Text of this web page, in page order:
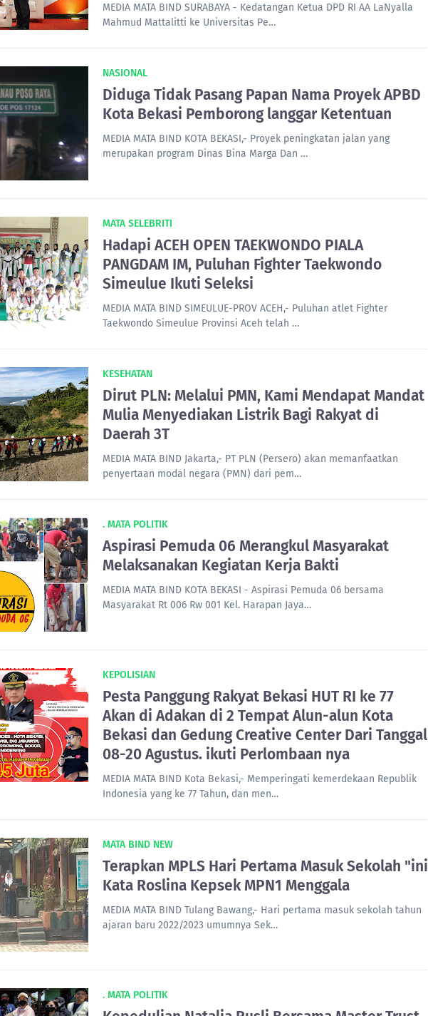
MEDIA MATA BIND SURABAYA - Kedatangan Ketua DPD RI AA LaNyalla
Mahmud Mattalitti ke Universitas Pe…
NASIONAL
Diduga Tidak Pasang Papan Nama Proyek APBD
Kota Bekasi Pemborong langgar Ketentuan
MEDIA MATA BIND KOTA BEKASI,- Proyek peningkatan jalan yang
merupakan program Dinas Bina Marga Dan …
MATA SELEBRITI
Hadapi ACEH OPEN TAEKWONDO PIALA
PANGDAM IM, Puluhan Fighter Taekwondo
Simeulue Ikuti Seleksi
MEDIA MATA BIND SIMEULUE-PROV ACEH,- Puluhan atlet Fighter
Taekwondo Simeulue Provinsi Aceh telah …
KESEHATAN
Dirut PLN: Melalui PMN, Kami Mendapat Mandat
Mulia Menyediakan Listrik Bagi Rakyat di
Daerah 3T
MEDIA MATA BIND Jakarta,- PT PLN (Persero) akan memanfaatkan
penyertaan modal negara (PMN) dari pem…
. MATA POLITIK
Aspirasi Pemuda 06 Merangkul Masyarakat
Melaksanakan Kegiatan Kerja Bakti
MEDIA MATA BIND KOTA BEKASI - Aspirasi Pemuda 06 bersama
Masyarakat Rt 006 Rw 001 Kel. Harapan Jaya…
KEPOLISIAN
Pesta Panggung Rakyat Bekasi HUT RI ke 77
Akan di Adakan di 2 Tempat Alun-alun Kota
Bekasi dan Gedung Creative Center Dari Tanggal
08-20 Agustus. ikuti Perlombaan nya
MEDIA MATA BIND Kota Bekasi,- Memperingati kemerdekaan Republik
Indonesia yang ke 77 Tahun, dan men…
MATA BIND NEW
Terapkan MPLS Hari Pertama Masuk Sekolah "ini
Kata Roslina Kepsek MPN1 Menggala
MEDIA MATA BIND Tulang Bawang,- Hari pertama masuk sekolah tahun
ajaran baru 2022/2023 umumnya Sek…
. MATA POLITIK